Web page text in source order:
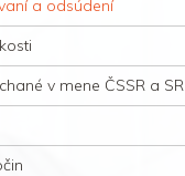
a odsúdení
v mene ČSSR a SR